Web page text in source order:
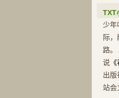
TXT
少年
际
路。
说
出版
站会